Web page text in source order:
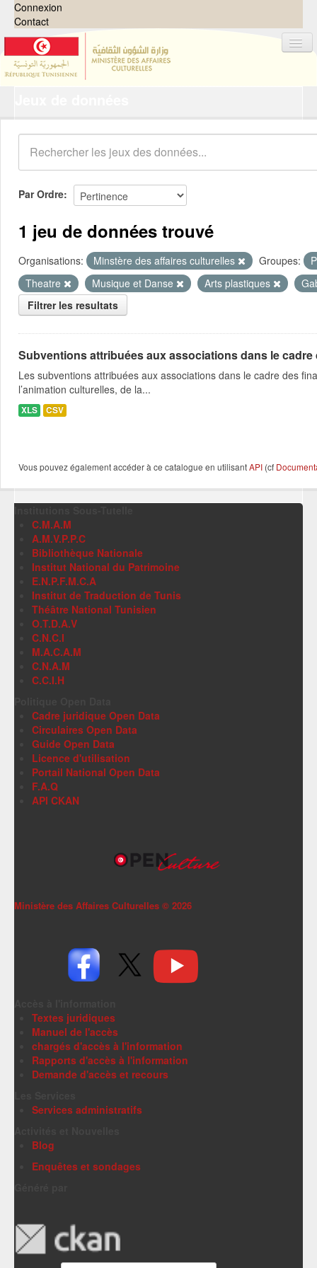
Connexion
Contact
Organisations
Groupes
Demandes 0
À propos
Par Ordre
1 jeu de données trouvé
Organisations: Minstère des affaires culturelles Groupes:
Theatre
Musique et Danse Arts plastiques
Filtrer les resultats
Subventions attribuées aux associations dans le
Les subventions attribuées aux associations dans le cadre des
l’animation culturelles, de la...
XLS CSV
Vous pouvez également accéder à ce catalogue en utilisantAPI (cf
C.M.A.M
A.M.V.P.P.C
Bibliothèque Nationale
Institut National du Patrimoine
E.N.P.F.M.C.A
Institut de Traduction de Tunis
Théâtre National Tunisien
O.T.D.A.V
C.N.C.I
M.A.C.A.M
C.N.A.M
C.C.I.H
Cadre juridique Open Data
Circulaires Open Data
Guide Open Data
Licence d'utilisation
Portail National Open Data
F.A.Q
API CKAN
Ministère des Affaires Culturelles © 2026
Textes juridiques
Manuel de l'accès
chargés d'accès à l'information
Rapports d'accès à l'information
Demande d'accès et recours
Services administratifs
Blog
Enquêtes et sondages